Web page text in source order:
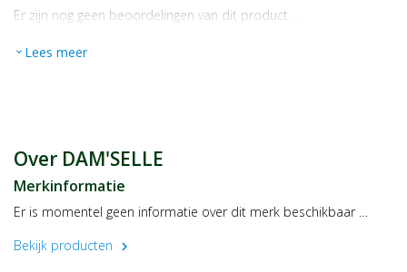
Er zijn nog geen beoordelingen van dit product …
expand_more Lees meer
Over DAM'SELLE
Merkinformatie
Er is momentel geen informatie over dit merk beschikbaar …
Bekijk producten
chevron_right